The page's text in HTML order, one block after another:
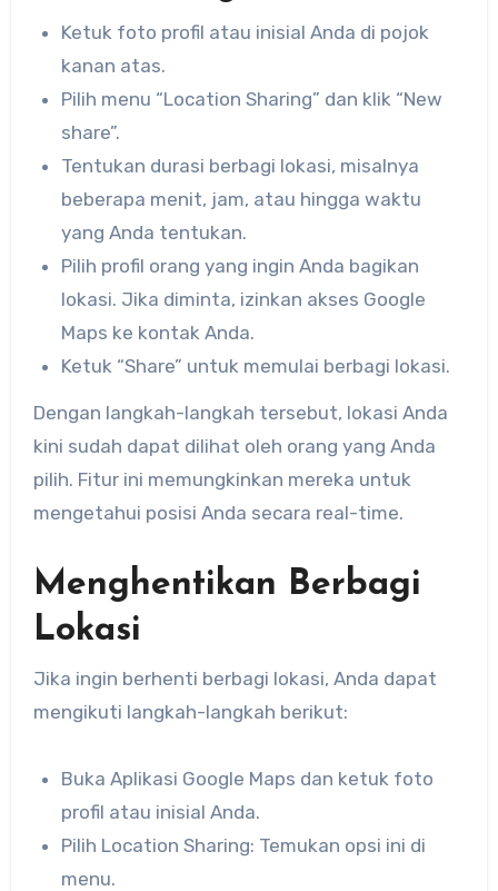
Ketuk foto profil atau inisial Anda di pojok
kanan atas.
Pilih menu “Location Sharing” dan klik “New
share”.
Tentukan durasi berbagi lokasi, misalnya
beberapa menit, jam, atau hingga waktu
yang Anda tentukan.
Pilih profil orang yang ingin Anda bagikan
lokasi. Jika diminta, izinkan akses Google
Maps ke kontak Anda.
Ketuk “Share” untuk memulai berbagi lokasi.
Dengan langkah-langkah tersebut, lokasi Anda
kini sudah dapat dilihat oleh orang yang Anda
pilih. Fitur ini memungkinkan mereka untuk
mengetahui posisi Anda secara real-time.
Menghentikan Berbagi
Lokasi
Jika ingin berhenti berbagi lokasi, Anda dapat
mengikuti langkah-langkah berikut:
Buka Aplikasi Google Maps dan ketuk foto
profil atau inisial Anda.
Pilih Location Sharing: Temukan opsi ini di
menu.